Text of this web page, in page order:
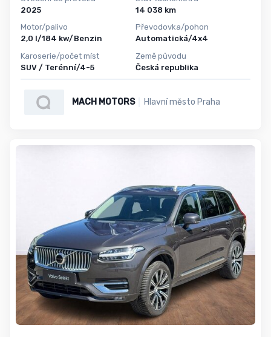
2025
Motor/palivo
2,0 l/184 kw/Benzin
Karoserie/počet míst
SUV / Terénní/4-5
14 038 km
Převodovka/pohon
Automatická/4x4
Země původu
Česká republika
MACH MOTORS Hlavní město Praha